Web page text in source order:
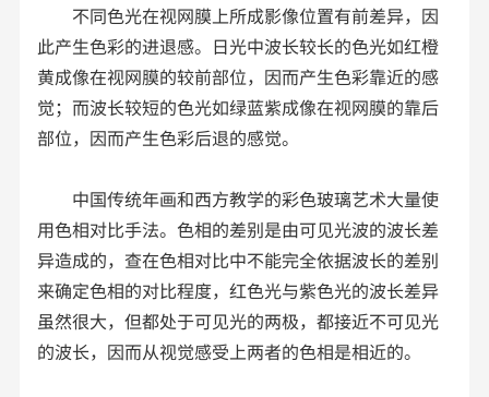
不同色光在视网膜上所成影像位置有前差异，因
此产生色彩的进退感。日光中波长较长的色光如红橙
黄成像在视网膜的较前部位，因而产生色彩靠近的感
觉；而波长较短的色光如绿蓝紫成像在视网膜的靠后
部位，因而产生色彩后退的感觉。
中国传统年画和西方教学的彩色玻璃艺术大量使
用色相对比手法。色相的差别是由可见光波的波长差
异造成的，查在色相对比中不能完全依据波长的差别
来确定色相的对比程度，红色光与紫色光的波长差异
虽然很大，但都处于可见光的两极，都接近不可见光
的波长，因而从视觉感受上两者的色相是相近的。